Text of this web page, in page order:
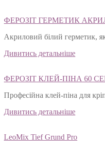
ФЕРОЗІТ ГЕРМЕТИК
Акриловий білий герметик,
Дивитись детальніше
ФЕРОЗІТ КЛЕЙ-ПІНА 60
Професійна клей-піна для
Дивитись детальніше
LeoMix Tief Grund Pro